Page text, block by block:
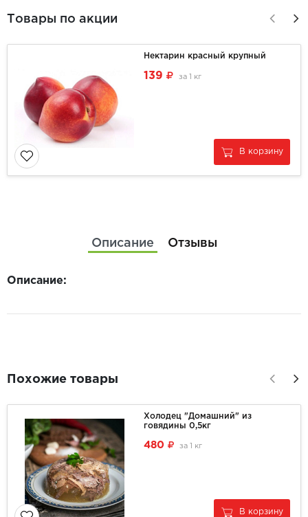
Товары по акции
Нектарин красный крупный
139 за 1 кг
В корзину
Описание Отзывы
Описание:
Похожие товары
Холодец "Домашний" из
говядины 0,5кг
480 за 1 кг
В корзину